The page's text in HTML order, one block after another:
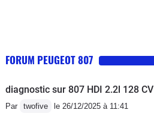
FORUM PEUGEOT 807
diagnostic sur 807 HDI 2.2l 128
Par twofive le 26/12/2025 à 11:41